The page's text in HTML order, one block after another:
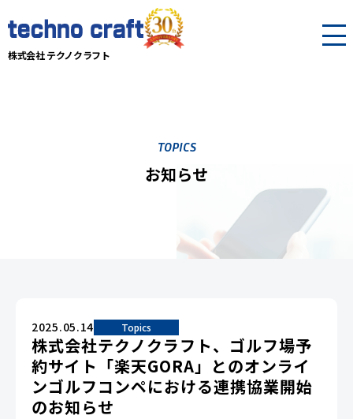
株式会社 テクノクラフト
お知らせ
TOPICS
株式会社テクノクラフト、ゴルフ場予
約サイト「楽天GORA」とのオンライ
ンゴルフコンペにおける連携協業開始
のお知らせ
2025.05.14 Topics